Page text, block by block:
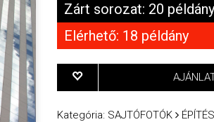
Zárt sorozat: 20 példány
Elérhető: 18 példány
Kategória: SAJTÓFOTÓK